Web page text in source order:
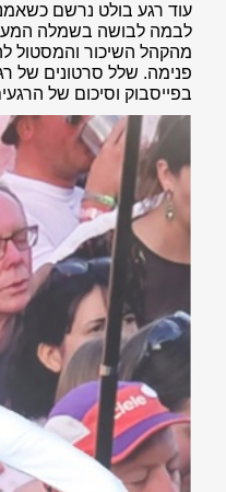
עוד רגע בולט נרשם
לבמה לבושה בשמלה
מהקהל השיכור והמסטול
פנימה. שלל סרטונים של
בפייסבוק וסיכום של